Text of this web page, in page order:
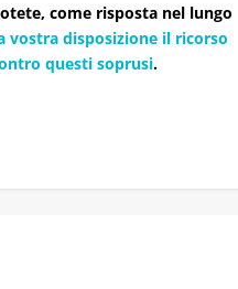
come risposta nel lungo
vostra disposizione il ricorso
questi soprusi.